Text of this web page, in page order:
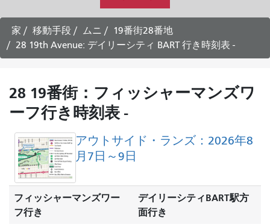
え
ど
の
よ
う
旅
し
か
家 移動手段 ムニ
19番街28番地
28 19th Avenue: デイリーシティ BART 行き時刻表 -
28 19番街：フィッシャーマンズワ
ーフ行き時刻表 -
アウトサイド・ランズ：2026年8
月7日～9日
フィッシャーマンズワー
フ行き
デイリーシティBART駅方
面行き